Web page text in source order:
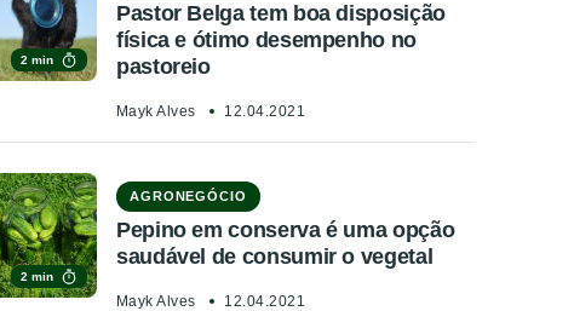
2 min
Pastor Belga tem boa disposição
física e ótimo desempenho no
pastoreio
Mayk Alves 12.04.2021
2 min
AGRONEGÓCIO
Pepino em conserva é uma opção
saudável de consumir o vegetal
Mayk Alves 12.04.2021